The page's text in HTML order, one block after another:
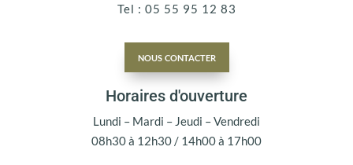
Tel : 05 55 95 12 83
nous contacter
Horaires d'ouverture
Lundi – Mardi – Jeudi – Vendredi
08h30 à 12h30 / 14h00 à 17h00